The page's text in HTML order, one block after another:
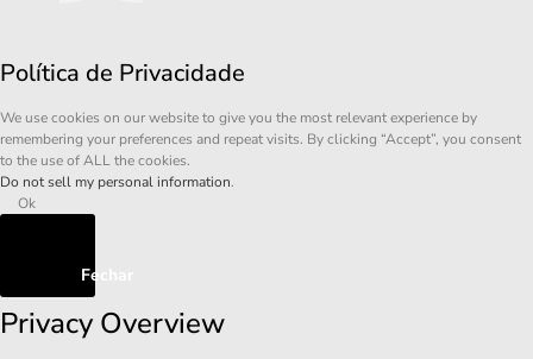
Política de Privacidade
We use cookies on our website to give you the most relevant experience by
remembering your preferences and repeat visits. By clicking “Accept”, you consent
to the use of ALL the cookies.
Do not sell my personal information.
Ok
Fechar
Privacy Overview